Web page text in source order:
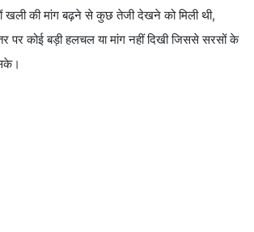
खली की मांग बढ़ने से कुछ तेजी देखने को मिली थी,
पर कोई बड़ी हलचल या मांग नहीं दिखी जिससे सरसों के